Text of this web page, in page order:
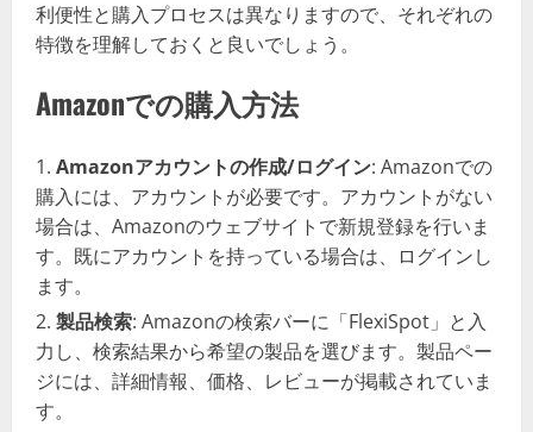
利便性と購入プロセスは異なりますので、それぞれの
特徴を理解しておくと良いでしょう。
Amazonでの購入方法
Amazonアカウントの作成/ログイン: Amazonでの
購入には、アカウントが必要です。アカウントがない
場合は、Amazonのウェブサイトで新規登録を行いま
す。既にアカウントを持っている場合は、ログインし
ます。
製品検索: Amazonの検索バーに「FlexiSpot」と入
力し、検索結果から希望の製品を選びます。製品ペー
ジには、詳細情報、価格、レビューが掲載されていま
す。